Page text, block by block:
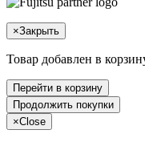
×Закрыть
Товар добавлен в
Перейти в корзину
Продолжить покупки
×Close